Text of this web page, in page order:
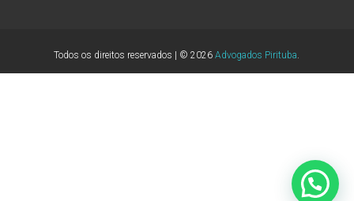
Todos os direitos reservados | © 2026Advogados Pirituba.